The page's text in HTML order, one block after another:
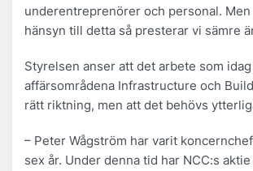
underentreprenörer och personal.
hänsyn till detta så presterar vi sämre
Styrelsen anser att det arbete som
affärsområdena Infrastructure och
rätt riktning, men att det behövs
– Peter Wågström har varit
sex år. Under denna tid har NCC:s